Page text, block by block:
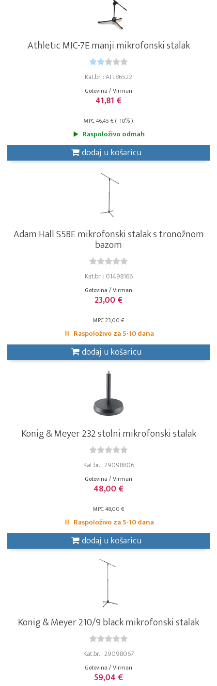
Athletic MIC-7E manji mikrofonski stalak
Kat.br. : ATL86522
Gotovina / Virman
41,81 €
MPC 46,45 € ( -10% )
Raspoloživo odmah
dodaj u košaricu
Adam Hall S5BE mikrofonski stalak s tronožnom
bazom
Kat.br. : 01498166
Gotovina / Virman
23,00 €
MPC 23,00 €
Raspoloživo za 5-10 dana
dodaj u košaricu
Konig & Meyer 232 stolni mikrofonski stalak
Kat.br. : 29098806
Gotovina / Virman
48,00 €
MPC 48,00 €
Raspoloživo za 5-10 dana
dodaj u košaricu
Konig & Meyer 210/9 black mikrofonski stalak
Kat.br. : 29098067
Gotovina / Virman
59,04 €